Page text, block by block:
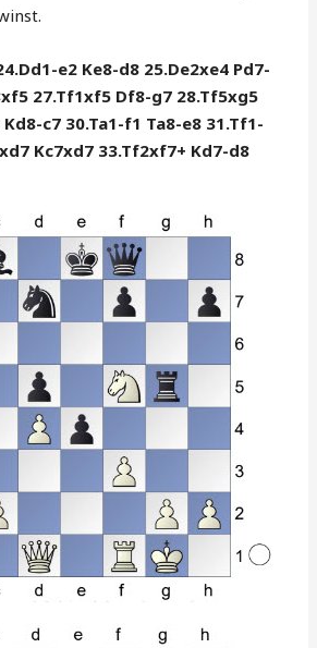
e2 Ke8-d8 25.De2xe4 Pd7-
27.Tf1xf5 Df8-g7 28.Tf5xg5
c7 30.Ta1-f1 Ta8-e8 31.Tf1-
Kc7xd7 33.Tf2xf7+ Kd7-d8